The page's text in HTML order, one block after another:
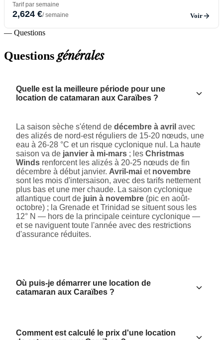
Tarif par semaine
2,624 €/ semaine Voir
— Questions
Questionsgénérales
Quelle est la meilleure période pour une
location de catamaran aux Caraïbes ?
La saison sèche s'étend de décembre à avril avec
des alizés de nord-est réguliers de 15-20 nœuds, une
eau à 26-28 °C et un risque cyclonique nul. La haute
saison va de janvier à mi-mars ; les Christmas
Winds renforcent les alizés à 20-25 nœuds de fin
décembre à début janvier. Avril-mai et novembre
sont les mois d'intersaison, avec des tarifs nettement
plus bas et une mer chaude. La saison cyclonique
atlantique court de juin à novembre (pic en août-
octobre) ; la Grenade et Trinidad se situent sous les
12° N — hors de la principale ceinture cyclonique —
et se naviguent toute l'année avec des restrictions
d'assurance réduites.
Où puis-je démarrer une location de
catamaran aux Caraïbes ?
Comment est calculé le prix d'une location